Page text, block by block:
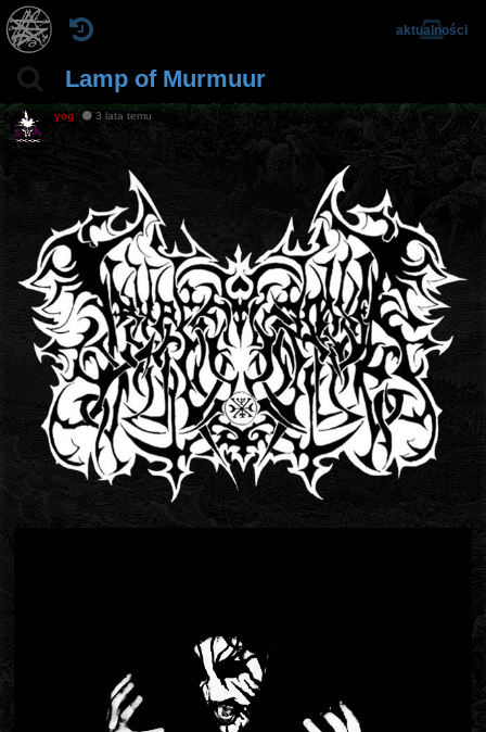
Lamp of Murmuur
aktualności
yog 3 lata temu